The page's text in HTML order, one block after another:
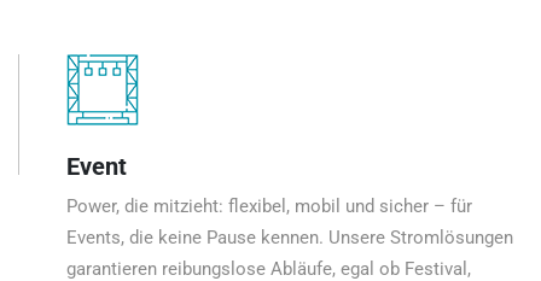
Event
Power, die mitzieht: flexibel, mobil und sicher – für
Events, die keine Pause kennen. Unsere Stromlösungen
garantieren reibungslose Abläufe, egal ob Festival,